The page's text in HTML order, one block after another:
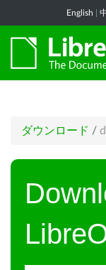
English
ダウンロード /